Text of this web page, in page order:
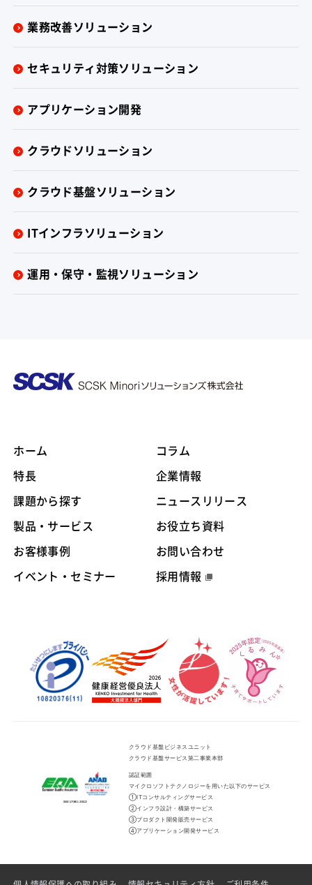
業務改善ソリューション
セキュリティ対策ソリューション
アプリケーション開発
クラウドソリューション
クラウド基盤ソリューション
ITインフラソリューション
運用・保守・監視ソリューション
ホーム
特長
課題から探す
製品・サービス
お客様事例
イベント・セミナー
コラム
企業情報
ニュースリリース
お役立ち資料
お問い合わせ
採用情報
クラウド基盤ビジネスユニット
クラウド基盤サービス第二事業本部
認証範囲
マイクロソフトテクノロジーを用いた以下のサービス
①ITコンサルティングサービス
②インフラ設計・構築サービス
③プロダクト開発販売サービス
④アプリケーション開発サービス